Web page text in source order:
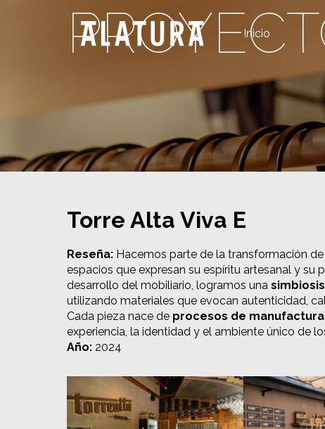
Inicio
Torre Alta Viva E
Reseña: Hacemos parte de la transformación
espacios que expresan su espíritu artesanal y su
desarrollo del mobiliario, logramos una
utilizando materiales que evocan autenticidad,
Cada pieza nace de procesos de
experiencia, la identidad y el ambiente único de
Año: 2024